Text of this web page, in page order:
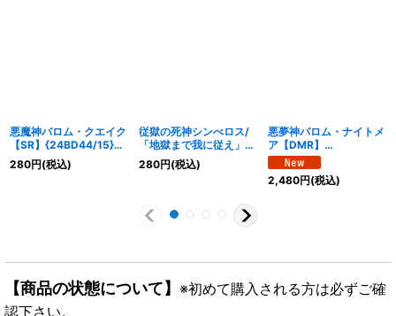
悪魔神バロム・クエイク
【SR】{24BD44/15}
《多》
280円(税込)
従獄の死神シンべロス/
「地獄まで我に従え」
【U】{24BD414/15}
《多》
280円(税込)
悪夢神バロム・ナイトメ
ア【DMR】
{24EX2DM2/DM4}
《闇》
2,480円(税込)
【商品の状態について】 ※初めて購入される方は必ずご確
認下さい。